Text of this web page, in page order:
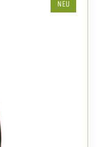
NEU